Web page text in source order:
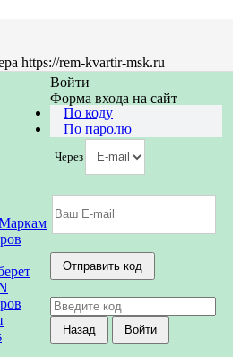
https://rem-kvartir-msk.ru
Войти
Форма входа на сайт
По коду
По паролю
Через